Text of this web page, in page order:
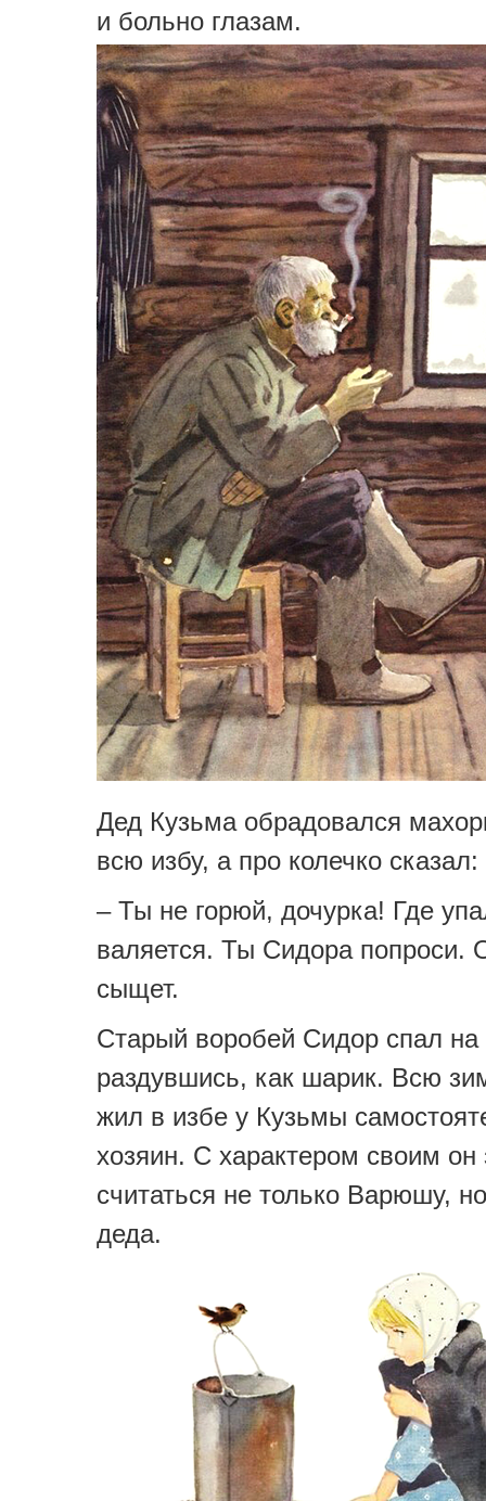
и больно глазам.
Дед Кузьма обрадовался
всю избу, а про колечко сказал:
– Ты не горюй, дочурка! Где
валяется. Ты Сидора попроси.
сыщет.
Старый воробей Сидор спал на
раздувшись, как шарик. Всю
жил в избе у Кузьмы
хозяин. С характером своим он
считаться не только Варюшу,
деда.